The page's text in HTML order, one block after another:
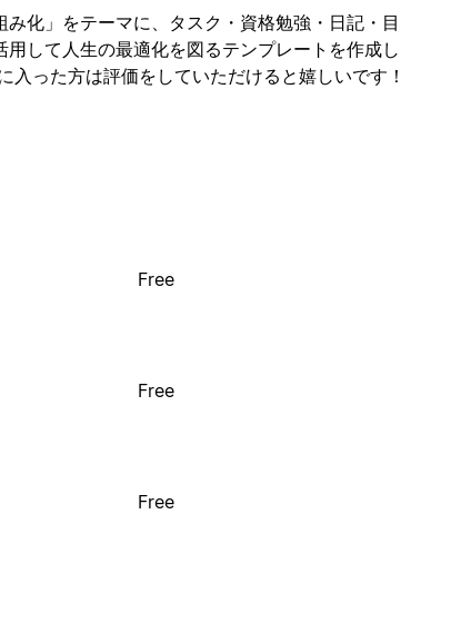
み化」をテーマに、タスク・資格勉強・日記・目
して人生の最適化を図るテンプレートを作成し
入った方は評価をしていただけると嬉しいです！
Free
Free
Free